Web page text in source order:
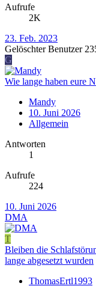
Aufrufe
2K
23. Feb. 2023
Gelöschter Benutzer
G
Wie lange haben eure
Mandy
10. Juni 2026
Allgemein
Antworten
1
Aufrufe
224
10. Juni 2026
DMA
T
Bleiben die
lange abgesetzt wurden
ThomasErtl1993